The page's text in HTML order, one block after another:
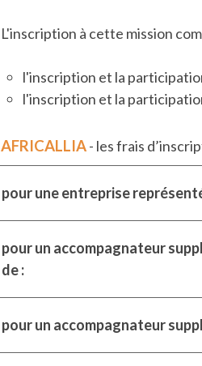
L'inscription à cette mission
l'inscription et la
l'inscription et la
AFRICALLIA- les frais
pour une entreprise
pour un accompagnateur
de :
pour un accompagnateur